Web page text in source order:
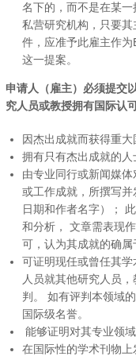
名下的，而不是在某
私营研究机构，只要
件，应准予此雇主作
这一提案。
申请人（雇主）必须提交
究人员或教授拥有国际认
因杰出成就而获得重
拥有只有杰出成就的人
由专业同行或新闻媒
或工作成就，所撰写
日期和作者名字）；
和分析， 文章需表现
可，认为其成就的确属
可证明现任或曾任其
人员就其他研究人员
判。 如有评判本领域
国际级名誉。
能够证明对其专业领
在国际性的学术刊物上